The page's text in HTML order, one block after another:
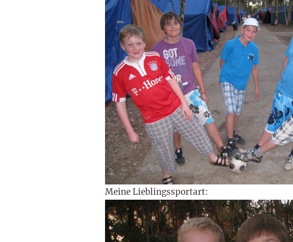
Meine Lieblingssportart: